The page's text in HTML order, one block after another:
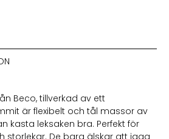
Beco, tillverkad av ett
är flexibelt och tål massor av
kasta leksaken bra. Perfekt för
storlekar. De bara älskar att jaga